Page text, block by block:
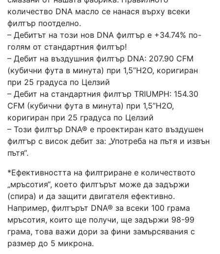
количество DNA масло се нанася върху всеки
филтър поотделно.
– Дебитът на този нов DNA филтър е +34.74% по-
голям от стандартния филтър!
– Дебит на въздушния филтър DNA: 207.90 CFM
(кубични фута в минута) при 1,5”H2O, коригиран
при 25 градуса по Целзий
– Дебит на стандартния филтър TRIUMPH: 154.30
CFM (кубични фута в минута) при 1,5”H2O,
коригиран при 25 градуса по Целзий
– Този филтър DNA® е проектиран като въздушен
филтър с висок дебит за: „Употреба на пътя и извън
пътя“.
*Ефективността на филтриране е количеството
„мръсотия“, което филтърът може да задържи
(спира) и да защити двигателя ефективно.
Например, филтърът DNA® за всеки 100 грама
мръсотия, които ще получи, ще задържи 98-99
грама, това важи дори за фини замърсявания с
размер до 5 микрона.